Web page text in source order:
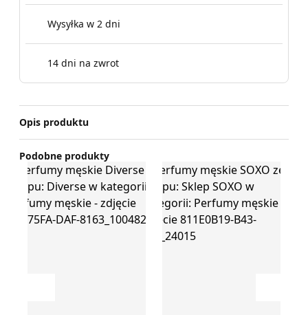
Wysyłka w 2 dni
14 dni na zwrot
Opis produktu
Podobne produkty
Perfumy męskie Diverse Perfumy męskie SOXO